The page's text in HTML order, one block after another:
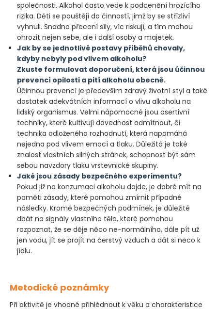
společnosti. Alkohol často vede k podcenění hrozícího
rizika. Děti se pouštějí do činností, jimž by se střízliví
vyhnuli. Snadno přecení síly, víc riskují, a tím mohou
ohrozit nejen sebe, ale i další osoby a majetek.
Jak by se jednotlivé postavy příběhů chovaly,
kdyby nebyly pod vlivem alkoholu?
Zkuste formulovat doporučení, která jsou účinnou
prevencí opilosti a pití alkoholu obecně.
Účinnou prevencí je především zdravý životní styl a také
dostatek adekvátních informací o vlivu alkoholu na
lidský organismus. Velmi nápomocné jsou asertivní
techniky, které kultivují dovednost odmítnout, či
technika odloženého rozhodnutí, která napomáhá
nejedna pod vlivem emocí a tlaku. Důležitá je také
znalost vlastních silných stránek, schopnost být sám
sebou navzdory tlaku vrstevnické skupiny.
Jaké jsou zásady bezpečného experimentu?
Pokud již na konzumaci alkoholu dojde, je dobré mít na
paměti zásady, které pomohou zmírnit případné
následky. Kromě bezpečných podmínek, je důležité
dbát na signály vlastního těla, které pomohou
rozpoznat, že se děje něco ne-normálního, dále pít už
jen vodu, jít se projít na čerstvý vzduch a dát si něco k
jídlu.
Metodické poznámky
Při aktivitě je vhodné přihlédnout k věku a charakteristice